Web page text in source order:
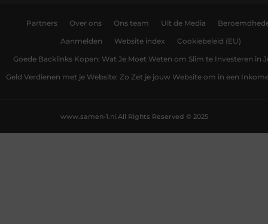
Partners Over ons Ons team Uit de Media
Aanmelden Website index Cookiebeleid (EU)
Goede Backlinks Kopen: Wat Je Moet Weten om Slim te Investeren in
Geld Verdienen met je Website: Zo Zet je jouw Website om in een
All Rights Reserved © 2025
www.samen-1.nl.